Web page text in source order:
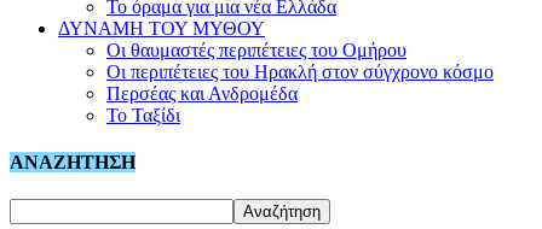
Το όραμα για μια νέα Ελλάδα
ΔΥΝΑΜΗ ΤΟΥ ΜΥΘΟΥ
Οι θαυμαστές περιπέτειες του Ομήρου
Οι περιπέτειες του Ηρακλή στον σύγχρονο κόσμο
Περσέας και Ανδρομέδα
Το Ταξίδι
ΑΝΑΖΗΤΗΣΗ